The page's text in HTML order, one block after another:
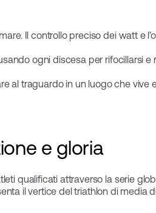
Il controllo preciso dei watt e
ogni discesa per rifocillarsi e
al traguardo in un luogo che vive
e gloria
qualificati attraverso la serie
il vertice del triathlon di media